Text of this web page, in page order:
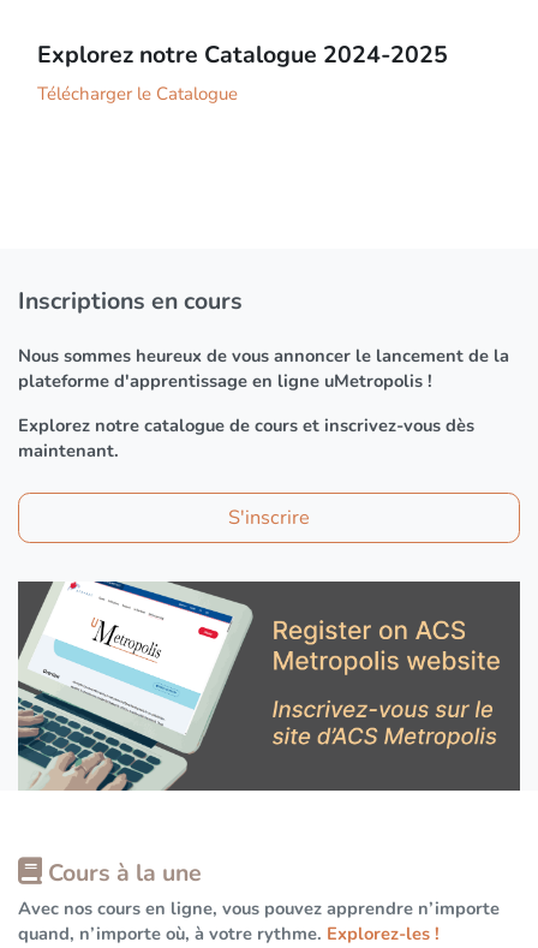
Explorez notre Catalogue 2024-2025
Télécharger le Catalogue
Inscriptions en cours
Nous sommes heureux de vous annoncer le lancement de la
plateforme d'apprentissage en ligne uMetropolis !
Explorez notre catalogue de cours et inscrivez-vous dès
maintenant.
S'inscrire
Cours à la une
Avec nos cours en ligne, vous pouvez apprendre n’importe
quand, n’importe où, à votre rythme. Explorez-les !